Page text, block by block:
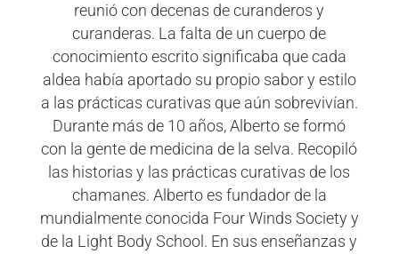
reunió con decenas de curanderos y
curanderas. La falta de un cuerpo de
conocimiento escrito significaba que cada
aldea había aportado su propio sabor y estilo
a las prácticas curativas que aún sobrevivían.
Durante más de 10 años, Alberto se formó
con la gente de medicina de la selva. Recopiló
las historias y las prácticas curativas de los
chamanes. Alberto es fundador de la
mundialmente conocida Four Winds Society y
de la Light Body School. En sus enseñanzas y